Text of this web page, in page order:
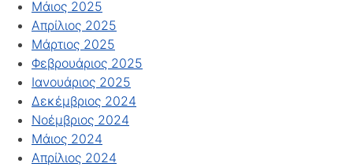
Μάιος 2025
Απρίλιος 2025
Μάρτιος 2025
Φεβρουάριος 2025
Ιανουάριος 2025
Δεκέμβριος 2024
Νοέμβριος 2024
Μάιος 2024
Απρίλιος 2024